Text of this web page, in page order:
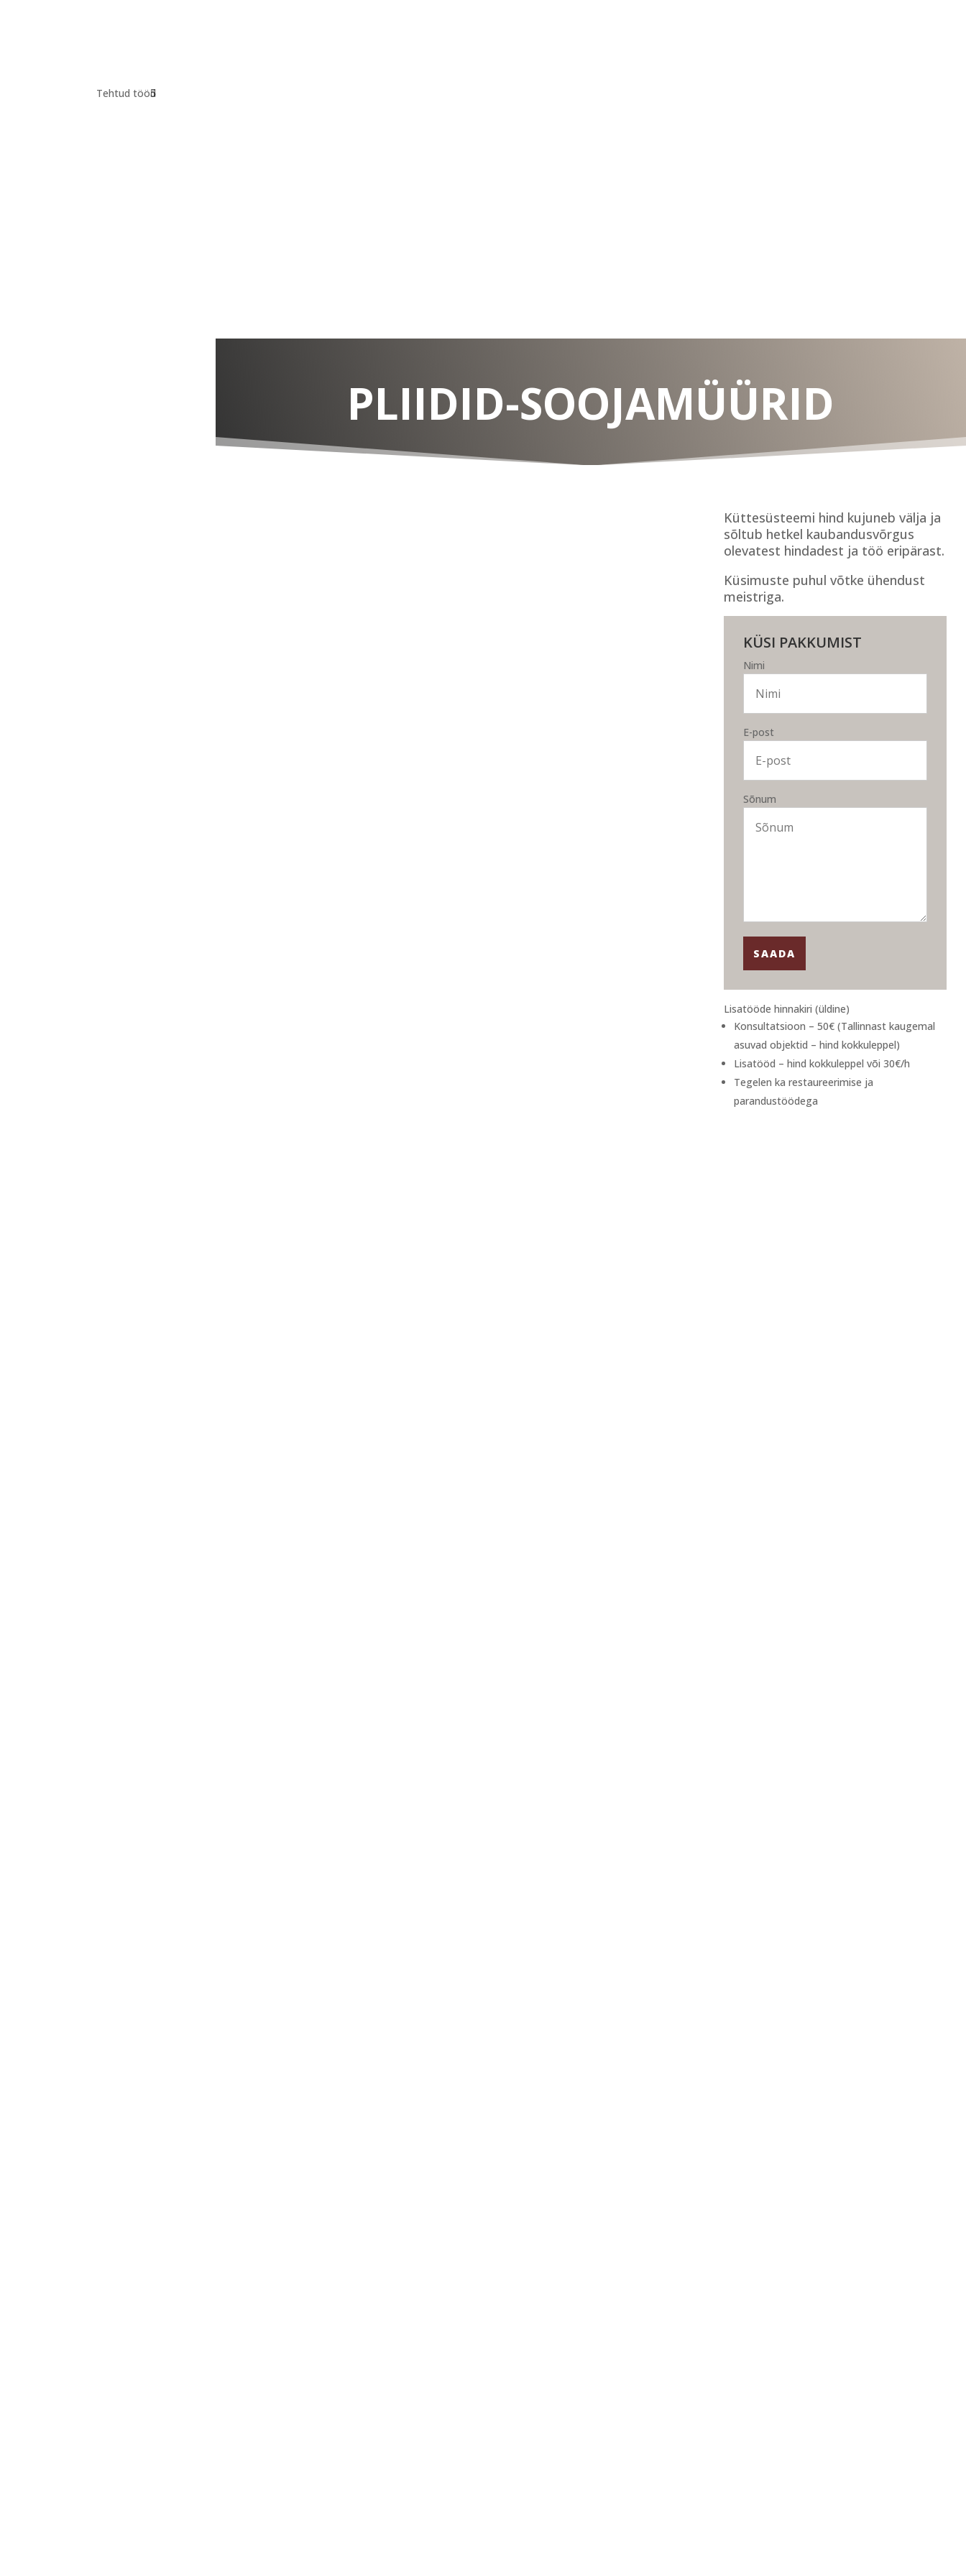
Tehtud tööd
PLIIDID-SOOJAMÜÜRID
Küttesüsteemi hind kujuneb välja ja
sõltub hetkel kaubandusvõrgus
olevatest hindadest ja töö eripärast.
Küsimuste puhul võtke ühendust
meistriga.
KÜSI PAKKUMIST
Nimi
E-post
Sõnum
Lisatööde hinnakiri (üldine)
Konsultatsioon – 50€ (Tallinnast kaugemal
asuvad objektid – hind kokkuleppel)
Lisatööd – hind kokkuleppel või 30€/h
Tegelen ka restaureerimise ja
parandustöödega